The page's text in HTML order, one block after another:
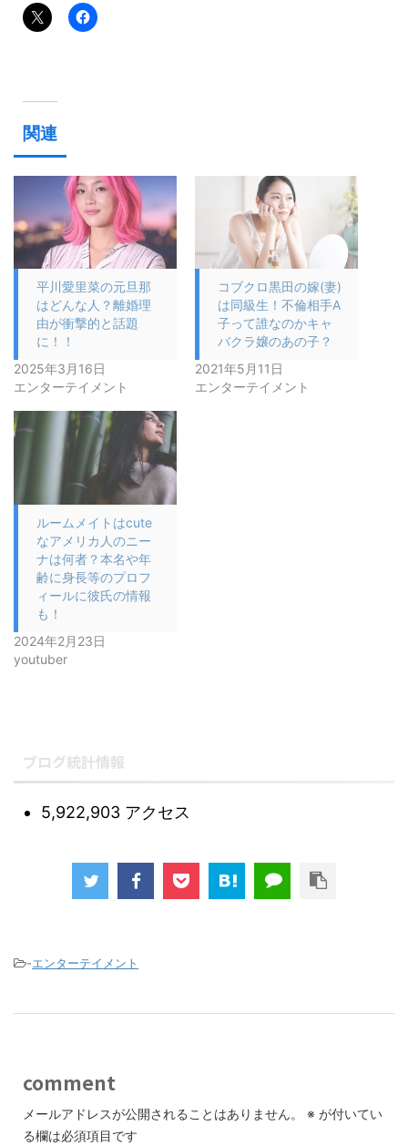
関連
平川愛里菜の元旦那
はどんな人？離婚理
由が衝撃的と話題
に！！
2025年3月16日
エンターテイメント
コブクロ黒田の嫁(妻)
は同級生！不倫相手A
子って誰なのかキャ
バクラ嬢のあの子？
2021年5月11日
エンターテイメント
ルームメイトはcute
なアメリカ人のニー
ナは何者？本名や年
齢に身長等のプロフ
ィールに彼氏の情報
も！
2024年2月23日
youtuber
ブログ統計情報
5,922,903 アクセス
-エンターテイメント
comment
メールアドレスが公開されることはありません。 ※ が付いてい
る欄は必須項目です